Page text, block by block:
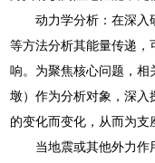
动力学分析：在深入
等方法分析其能量传递
响。为聚焦核心问题，相
墩）作为分析对象，深
的变化而变化，从而为支
当地震或其他外力作